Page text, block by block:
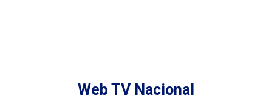
Web TV Nacional